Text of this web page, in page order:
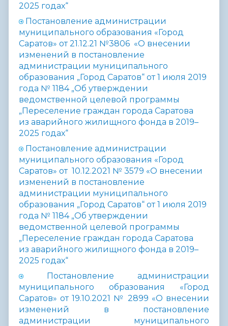
2025 годах“
Постановление администрации
муниципального образования «Город
Саратов» от 21.12.21 №3806 «О внесении
изменений в постановление
администрации муниципального
образования „Город Саратов“ от 1 июля 2019
года № 1184 „Об утверждении
ведомственной целевой программы
„Переселение граждан города Саратова
из аварийного жилищного фонда в 2019–
2025 годах“
Постановление администрации
муниципального образования «Город
Саратов» от 10.12.2021 № 3579 «О внесении
изменений в постановление
администрации муниципального
образования „Город Саратов“ от 1 июля 2019
года № 1184 „Об утверждении
ведомственной целевой программы
„Переселение граждан города Саратова
из аварийного жилищного фонда в 2019–
2025 годах“
Постановление администрации
муниципального образования «Город
Саратов» от 19.10.2021 № 2899 «О внесении
изменений в постановление
администрации муниципального